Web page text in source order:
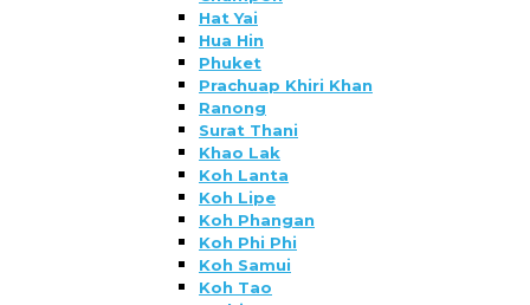
Hat Yai
Hua Hin
Phuket
Prachuap Khiri Khan
Ranong
Surat Thani
Khao Lak
Koh Lanta
Koh Lipe
Koh Phangan
Koh Phi Phi
Koh Samui
Koh Tao